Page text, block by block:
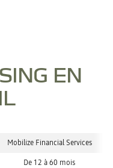
EN
Mobilize Financial Services
De 12 à 60 mois